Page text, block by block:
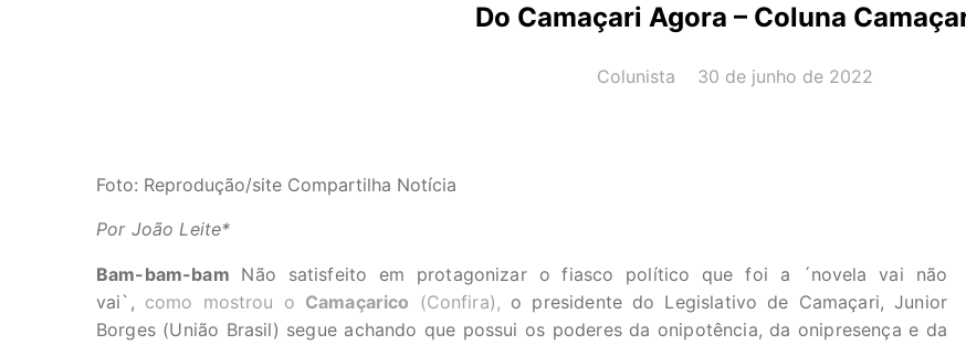
Do Camaçari Agora – Coluna
AUTOR(A):
Colunista DATA:
30 de junho de 2022
Foto: Reprodução/site Compartilha Notícia
Por João Leite*
Bam-bam-bam Não satisfeito em protagonizar o fiasco político que foi a ´novela vai não
vai`, como mostrou o Camaçarico (Confira), o presidente do Legislativo de Camaçari, Junior
Borges (União Brasil) segue achando que possui os poderes da onipotência, da onipresença e da